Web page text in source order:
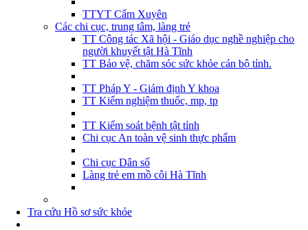
TTYT Cẩm Xuyên
Các chi cục, trung tâm, làng trẻ
TT Công tác Xã hội - Giáo dục nghề nghiệp cho
người khuyết tật Hà Tĩnh
TT Bảo vệ, chăm sóc sức khỏe cán bộ tỉnh.
TT Pháp Y - Giám định Y khoa
TT Kiểm nghiệm thuốc, mp, tp
TT Kiểm soát bệnh tật tỉnh
Chi cục An toàn vệ sinh thực phẩm
Chi cục Dân số
Làng trẻ em mồ côi Hà Tĩnh
Tra cứu Hồ sơ sức khỏe